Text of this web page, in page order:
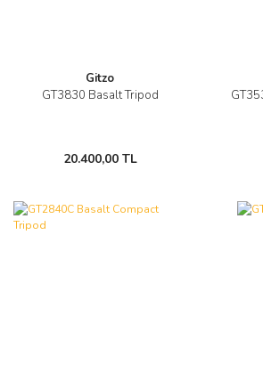
Gitzo
GT3830 Basalt Tripod
20.400,00 TL